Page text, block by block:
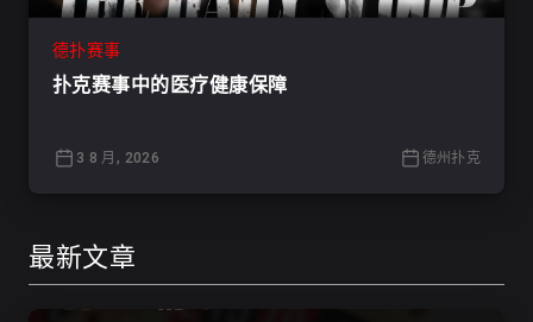
德扑赛事
扑克赛事中的医疗健康保障
3 8 月, 2026 德州扑克
最新文章